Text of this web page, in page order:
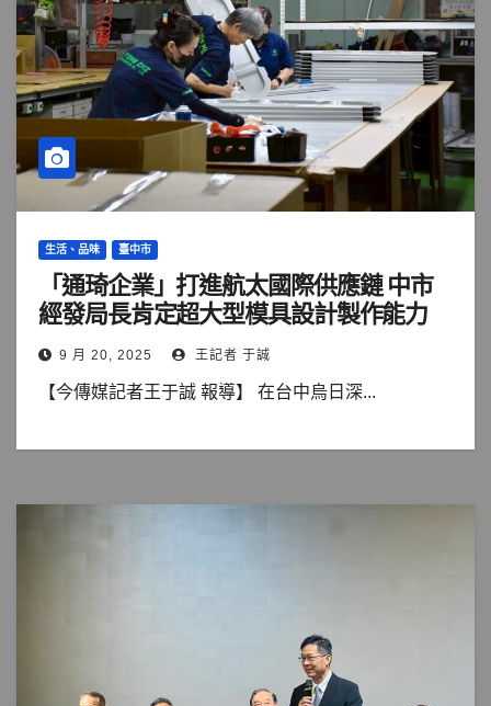
生活、品味 臺中市
「通琦企業」打進航太國際供應鏈 中市
經發局長肯定超大型模具設計製作能力
9 月 20, 2025 王記者 于誠
【今傳媒記者王于誠 報導】 在台中烏日深...